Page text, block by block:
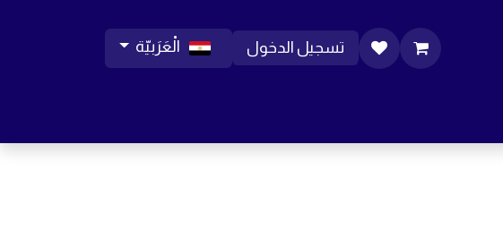
تسجيل الدخول الْعَرَبيّة